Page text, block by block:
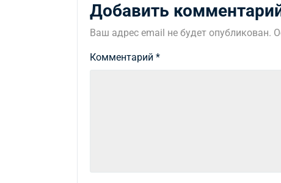
Добавить
Ваш адрес email не будет опубликован.
Комментарий *